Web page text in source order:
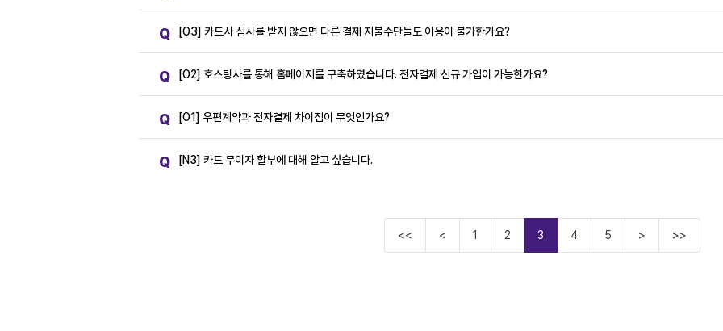
Q [O3] 카드사 심사를 받지 않으면 다른 결제 지불수단들도 이용이 불가한가요?
Q [O2] 호스팅사를 통해 홈페이지를 구축하였습니다. 전자결제 신규 가입이 가능한가요?
Q [O1] 우편계약과 전자결제 차이점이 무엇인가요?
Q [N3] 카드 무이자 할부에 대해 알고 싶습니다.
<< < 1 2 3 4 5 > >>